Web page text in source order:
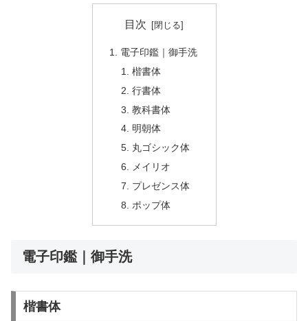
目次
電子印鑑｜御手洗
楷書体
行書体
教科書体
明朝体
丸ゴシック体
メイリオ
プレゼンス体
ポップ体
電子印鑑｜御手洗
楷書体